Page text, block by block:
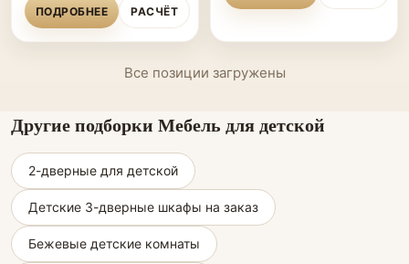
ПОДРОБНЕЕ РАСЧЁТ
Все позиции загружены
Другие подборки Мебель для детской
2-дверные для детской
Детские 3-дверные шкафы на заказ
Бежевые детские комнаты